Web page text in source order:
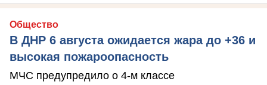
Общество
В ДНР 6 августа ожидается жара до +36 и
высокая пожароопасность
МЧС предупредило о 4-м классе